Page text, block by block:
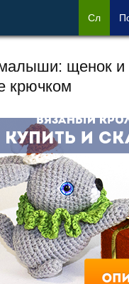
щенок и
крючком
Сл